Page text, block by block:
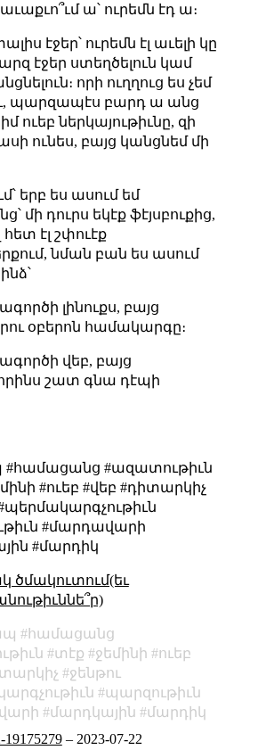
ա՝ ուրեմն էդ ա։
էջեր՝ ուրեմն էլ աւելի կը
էջեր ստեղծելուն կամ
որի ուղղուց ես չեմ
պարզապէս բարդ ա անց
ուեբ ներկայութիւնը, զի
ունես, բայց կանցնեմ մի
երբ ես ասում եմ
մի դուրս եկէք ֆէյսբուքից,
հետ էլ շփուէք
նման բան ես ասում
լինուքս, բայց
օբերոն համակարգը։
վեբ, բայց
շատ գնա դէպի
#ազատութիւն
#ուեբ #վեբ #դիտարկիչ
#մարդավարի
#մարդիկ
ծմակուտում(եւ
համացանց
տէք ջեմինի
ուեբ
ջենթու
պարզութիւն
մարդկային
մարդիկ
19175279– 2023-07-22